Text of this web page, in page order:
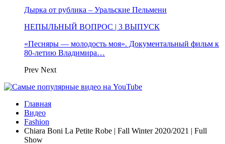
Дырка от рублика – Уральские Пельмени
НЕПЫЛЬНЫЙ ВОПРОС | 3 ВЫПУСК
«Песняры — молодость моя». Документальный фильм к
80-летию Владимира…
Prev Next
Главная
Видео
Fashion
Chiara Boni La Petite Robe | Fall Winter 2020/2021 | Full
Show